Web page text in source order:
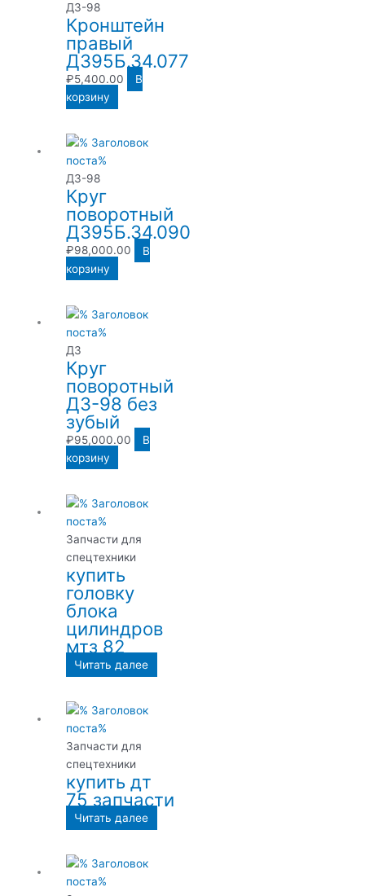
ДЗ-98
Кронштейн
правый
Д395Б.34.077
₽5,400.00
В
корзину
ДЗ-98
Круг
поворотный
Д395Б.34.090
₽98,000.00
В
корзину
ДЗ
Круг
поворотный
ДЗ-98 без
зубый
₽95,000.00
В
корзину
Запчасти для
спецтехники
купить
головку
блока
цилиндров
мтз 82
Читать далее
Запчасти для
спецтехники
купить дт
75 запчасти
Читать далее